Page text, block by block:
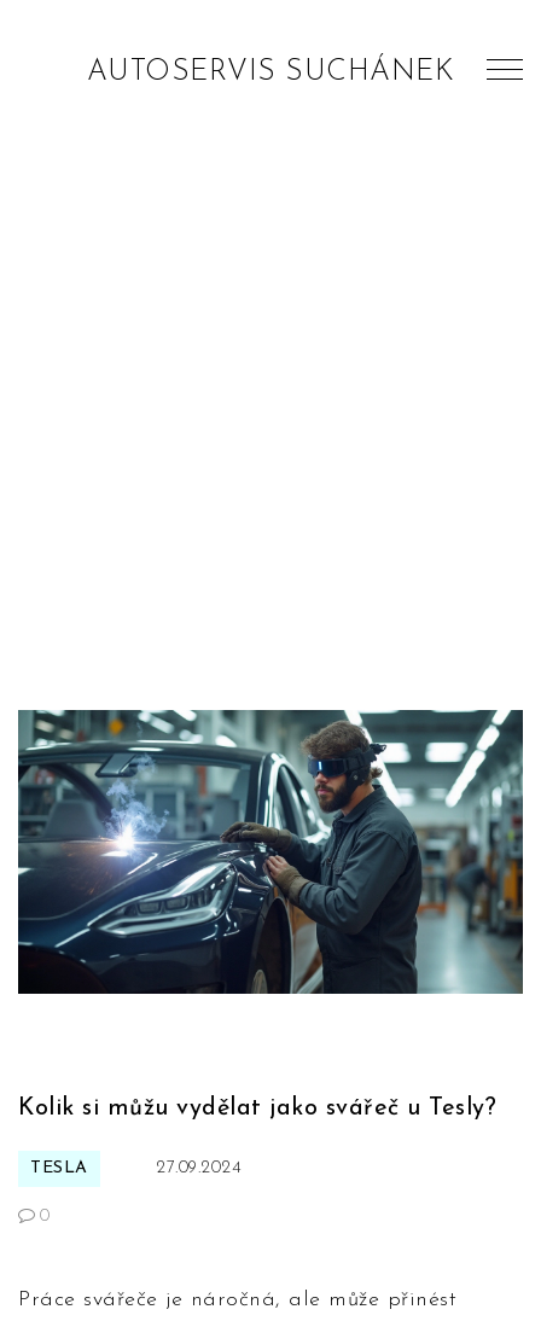
AUTOSERVIS SUCHÁNEK
Kolik si můžu vydělat jako svářeč u Tesly?
TESLA 27.09.2024
0
Práce svářeče je náročná, ale může přinést